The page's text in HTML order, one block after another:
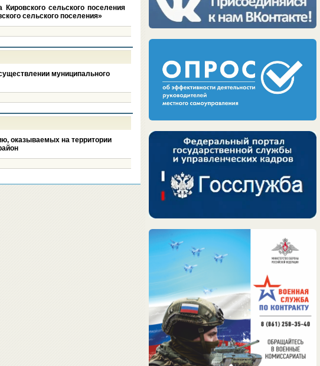
сельского поселения
сельского поселения»
муниципального
оказываемых на территории